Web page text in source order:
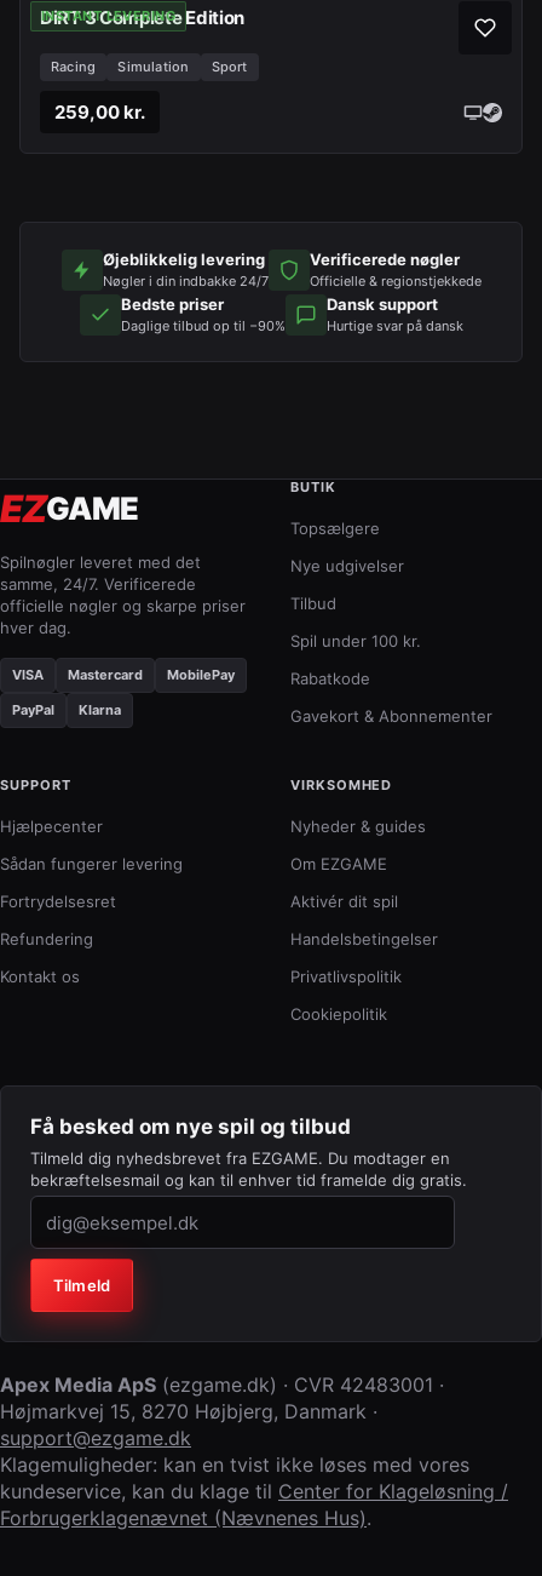
INSTANT LEVERING
DiRT 3 Complete Edition
Racing Simulation Sport
259,00 kr.
Øjeblikkelig levering
Nøgler i din indbakke 24/7
Verificerede nøgler
Officielle & regionstjekkede
Bedste priser
Daglige tilbud op til −90%
Dansk support
Hurtige svar på dansk
EZGAME
Spilnøgler leveret med det
samme, 24/7. Verificerede
officielle nøgler og skarpe priser
hver dag.
VISA Mastercard MobilePay
PayPal Klarna
BUTIK
Topsælgere
Nye udgivelser
Tilbud
Spil under 100 kr.
Rabatkode
Gavekort & Abonnementer
SUPPORT
Hjælpecenter
Sådan fungerer levering
Fortrydelsesret
Refundering
Kontakt os
VIRKSOMHED
Nyheder & guides
Om EZGAME
Aktivér dit spil
Handelsbetingelser
Privatlivspolitik
Cookiepolitik
Få besked om nye spil og tilbud
Tilmeld dig nyhedsbrevet fra EZGAME. Du modtager en
bekræftelsesmail og kan til enhver tid framelde dig gratis.
Virksomhed (lad feltet stå tomt)
Tilmeld
Apex Media ApS (ezgame.dk) · CVR 42483001 ·
Højmarkvej 15, 8270 Højbjerg, Danmark ·
support@ezgame.dk
Klagemuligheder: kan en tvist ikke løses med vores
kundeservice, kan du klage til Center for Klageløsning /
Forbrugerklagenævnet (Nævnenes Hus).